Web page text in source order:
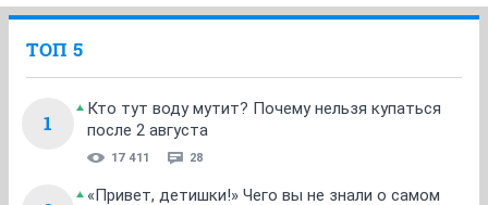
ТОП 5
1
Кто тут воду мутит? Почему нельзя купаться
после 2 августа
17 411 28
«Привет, детишки!» Чего вы не знали о самом